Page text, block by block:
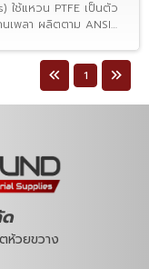
ใช้แหวน PTFE เป็นตัว
เพลา ผลิตตาม ANSI
1
ห้วยขวาง